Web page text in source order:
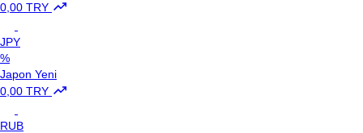
0,00 TRY
JPY
%
Japon Yeni
0,00 TRY
RUB